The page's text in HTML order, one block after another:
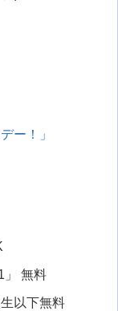
デー！」
」 無料
以下無料